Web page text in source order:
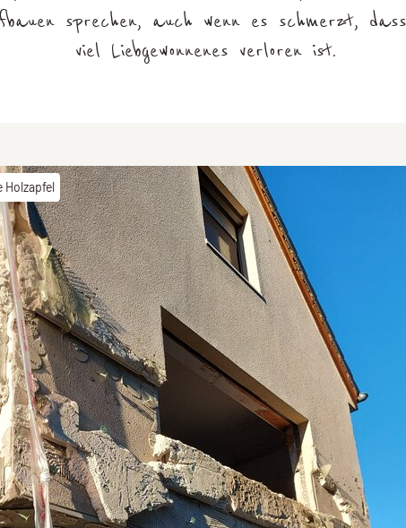
sprechen, auch wenn es schmerzt,
viel Liebgewonnenes verloren ist.
Holzapfel